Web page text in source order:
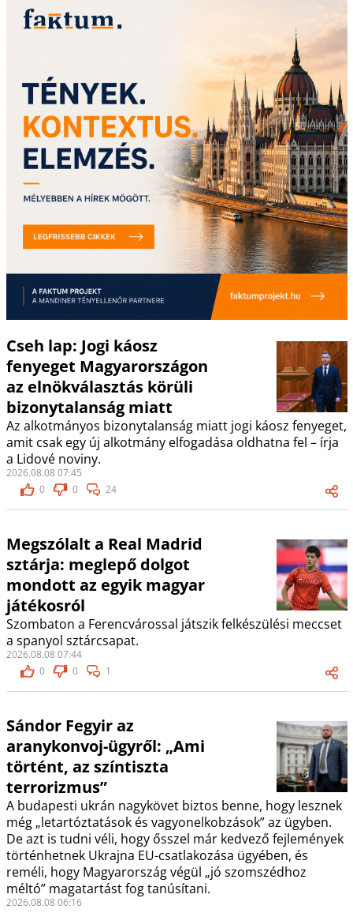
Cseh lap: Jogi káosz
fenyeget Magyarországon
az elnökválasztás körüli
bizonytalanság miatt
Az alkotmányos bizonytalanság miatt jogi káosz fenyeget,
amit csak egy új alkotmány elfogadása oldhatna fel – írja
a Lidové noviny.
2026.08.08 07:45
0
0 24
Megszólalt a Real Madrid
sztárja: meglepő dolgot
mondott az egyik magyar
játékosról
Szombaton a Ferencvárossal játszik felkészülési meccset
a spanyol sztárcsapat.
2026.08.08 07:44
0
0 1
Sándor Fegyir az
aranykonvoj-ügyről: „Ami
történt, az színtiszta
terrorizmus”
A budapesti ukrán nagykövet biztos benne, hogy lesznek
még „letartóztatások és vagyonelkobzások” az ügyben.
De azt is tudni véli, hogy ősszel már kedvező fejlemények
történhetnek Ukrajna EU-csatlakozása ügyében, és
reméli, hogy Magyarország végül „jó szomszédhoz
méltó” magatartást fog tanúsítani.
2026.08.08 06:16